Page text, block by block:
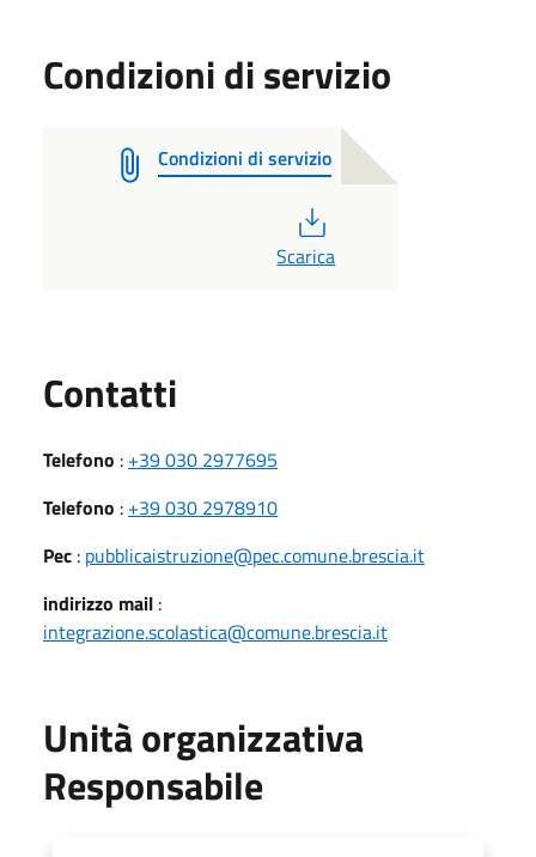
Condizioni di servizio
Condizioni di servizio
Scarica
Contatti
Telefono : +39 030 2977695
Telefono : +39 030 2978910
Pec : pubblicaistruzione@pec.comune.brescia.it
indirizzo mail :
integrazione.scolastica@comune.brescia.it
Unità organizzativa
Responsabile